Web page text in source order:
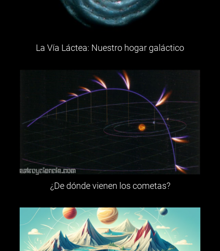
La Vía Láctea: Nuestro hogar galáctico
¿De dónde vienen los cometas?